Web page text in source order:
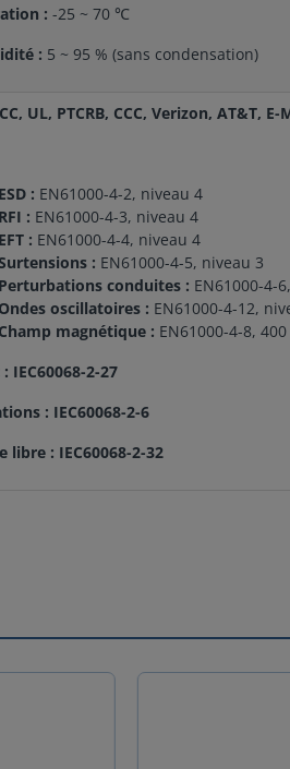
: -25 ~ 70 ℃
: 5 ~ 95 % (sans condensation)
UL, PTCRB, CCC, Verizon, AT&T,
ESD : EN61000-4-2, niveau 4
RFI : EN61000-4-3, niveau 4
EFT : EN61000-4-4, niveau 4
: EN61000-4-5, niveau 3
Perturbations conduites : EN61000-4-
Ondes oscillatoires : EN61000-4-12,
Champ magnétique : EN61000-4-8,
: IEC60068-2-27
: IEC60068-2-6
libre : IEC60068-2-32